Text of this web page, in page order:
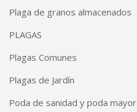
Plaga de granos almacenados
PLAGAS
Plagas Comunes
Plagas de Jardín
Poda de sanidad y poda mayor